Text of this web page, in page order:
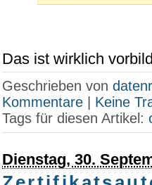
Das ist wirklich
Geschrieben von
Kommentare| Keine
Tags für diesen Artikel:
Dienstag, 30.